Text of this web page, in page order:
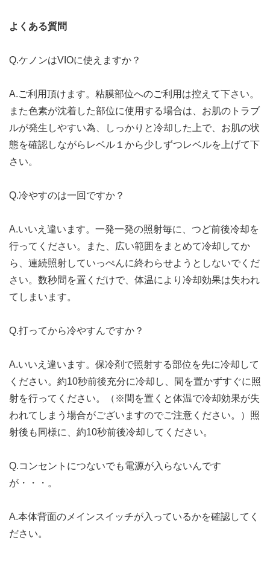
よくある質問
Q.ケノンはVIOに使えますか？
A.ご利用頂けます。粘膜部位へのご利用は控えて下さい。
また色素が沈着した部位に使用する場合は、お肌のトラブ
ルが発生しやすい為、しっかりと冷却した上で、お肌の状
態を確認しながらレベル１から少しずつレベルを上げて下
さい。
Q.冷やすのは一回ですか？
A.いいえ違います。一発一発の照射毎に、つど前後冷却を
行ってください。また、広い範囲をまとめて冷却してか
ら、連続照射していっぺんに終わらせようとしないでくだ
さい。数秒間を置くだけで、体温により冷却効果は失われ
てしまいます。
Q.打ってから冷やすんですか？
A.いいえ違います。保冷剤で照射する部位を先に冷却して
ください。約10秒前後充分に冷却し、間を置かずすぐに照
射を行ってください。（※間を置くと体温で冷却効果が失
われてしまう場合がございますのでご注意ください。）照
射後も同様に、約10秒前後冷却してください。
Q.コンセントにつないでも電源が入らないんです
が・・・。
A.本体背面のメインスイッチが入っているかを確認してく
ださい。